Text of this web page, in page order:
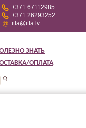
ЗНАТЬ
ОПЛАТА
+371 67112985
+371 26293252
itla@itla.lv